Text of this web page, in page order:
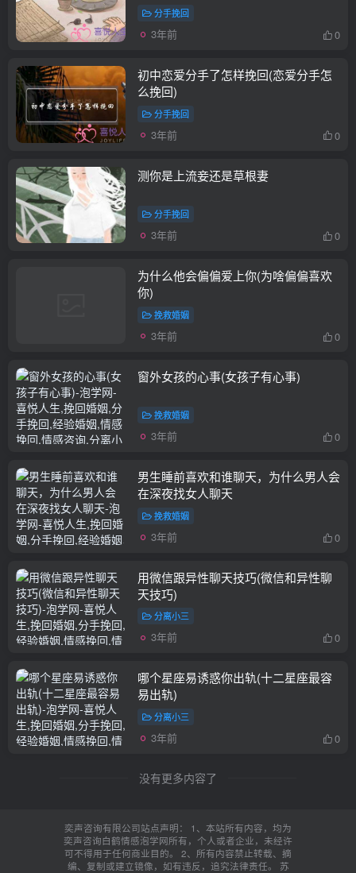
分手挽回
3年前 0
初中恋爱分手了怎样挽回(恋爱分手怎
么挽回)
分手挽回
3年前 0
测你是上流妾还是草根妻
分手挽回
3年前 0
为什么他会偏偏爱上你(为啥偏偏喜欢
你)
挽救婚姻
3年前 0
窗外女孩的心事(女孩子有心事)
挽救婚姻
3年前 0
男生睡前喜欢和谁聊天，为什么男人会
在深夜找女人聊天
挽救婚姻
3年前 0
用微信跟异性聊天技巧(微信和异性聊
天技巧)
分离小三
3年前 0
哪个星座易诱惑你出轨(十二星座最容
易出轨)
分离小三
3年前 0
没有更多内容了
奕声咨询有限公司站点声明： 1、本站所有内容，均为
奕声咨询白鹤情感泡学网所有，个人或者企业，未经许
可不得用于任何商业目的。 2、所有内容禁止转载、摘
编、复制或建立镜像，如有违反，追究法律责任。 苏